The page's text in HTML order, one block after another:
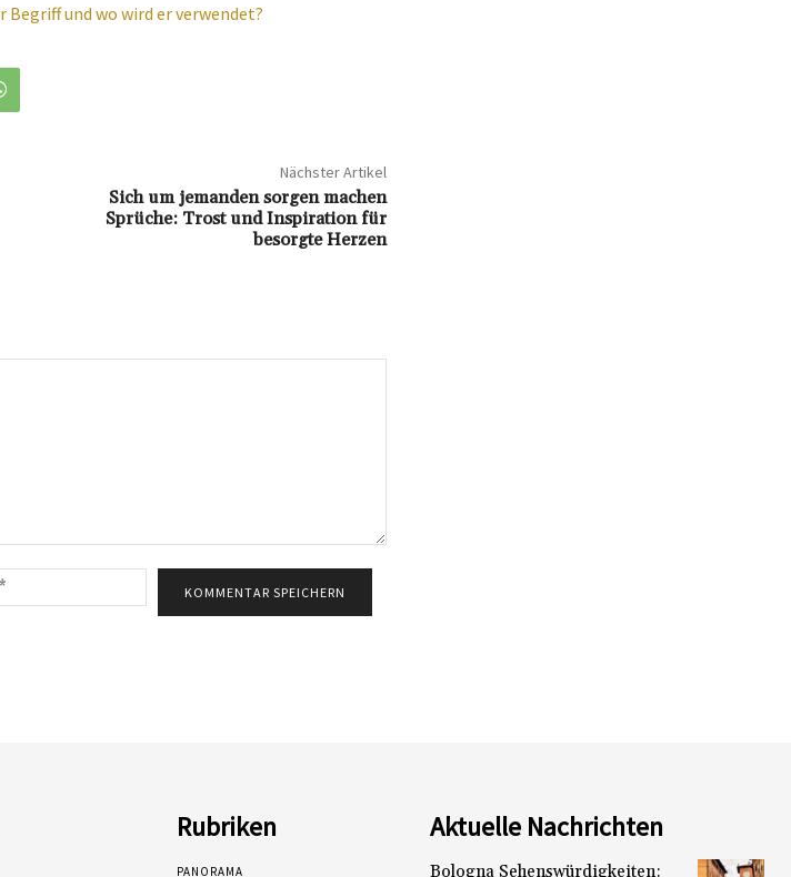
Begriff und wo wird er verwendet?
Nächster Artikel
Sich um jemanden sorgen machen
Sprüche: Trost und Inspiration für
besorgte Herzen
Mail:*
Rubriken
PANORAMA
Aktuelle Nachrichten
Bologna Sehenswürdigkeiten: